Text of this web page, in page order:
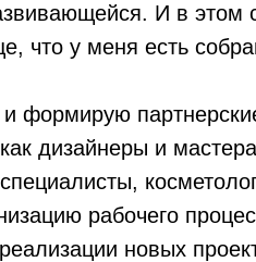
И в этом
что у меня есть
формирую
дизайнеры и
рабочего
новых